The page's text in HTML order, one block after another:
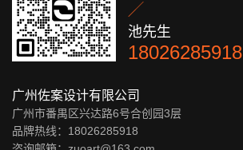

池先生
18026285918
广州佐案设计有限公司
广州市番禺区兴达路6号合创园3层
品牌热线：18026285918